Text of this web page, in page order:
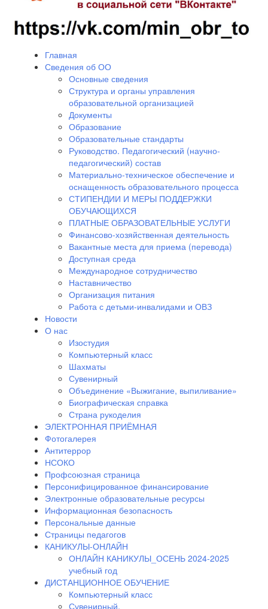
Главная
Сведения об ОО
Основные сведения
Структура и органы управления
образовательной организацией
Документы
Образование
Образовательные стандарты
Руководство. Педагогический (научно-
педагогический) состав
Материально-техническое обеспечение и
оснащенность образовательного процесса
СТИПЕНДИИ И МЕРЫ ПОДДЕРЖКИ
ОБУЧАЮЩИХСЯ
ПЛАТНЫЕ ОБРАЗОВАТЕЛЬНЫЕ УСЛУГИ
Финансово-хозяйственная деятельность
Вакантные места для приема (перевода)
Доступная среда
Международное сотрудничество
Наставничество
Организация питания
Работа с детьми-инвалидами и ОВЗ
Новости
О нас
Изостудия
Компьютерный класс
Шахматы
Сувенирный
Объединение «Выжигание, выпиливание»
Биографическая справка
Страна рукоделия
ЭЛЕКТРОННАЯ ПРИЁМНАЯ
Фотогалерея
Антитеррор
НСОКО
Профсоюзная страница
Персонифицированное финансирование
Электронные образовательные ресурсы
Информационная безопасность
Персональные данные
Страницы педагогов
КАНИКУЛЫ-ОНЛАЙН
ОНЛАЙН КАНИКУЛЫ_ОСЕНЬ 2024-2025
учебный год
ДИСТАНЦИОННОЕ ОБУЧЕНИЕ
Компьютерный класс
Сувенирный.